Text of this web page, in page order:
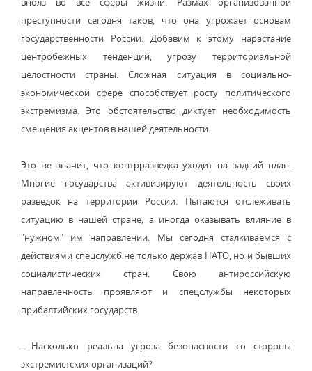
преступности сегодня таков, что она угрожает основам
государственности России. Добавим к этому нарастание
центробежных тенденций, угрозу территориальной
целостности страны. Сложная ситуация в социально-
экономической сфере способствует росту политического
экстремизма. Это обстоятельство диктует необходимость
смещения акцентов в нашей деятельности.
Это не значит, что контрразведка уходит на задний план.
Многие государства активизируют деятельность своих
разведок на территории России. Пытаются отслеживать
ситуацию в нашей стране, а иногда оказывать влияние в
"нужном" им направлении. Мы сегодня сталкиваемся с
действиями спецслужб не только держав НАТО, но и бывших
социалистических стран. Свою антироссийскую
направленность проявляют и спецслужбы некоторых
прибалтийских государств.
- Насколько реальна угроза безопасности со стороны
экстремистских организаций?